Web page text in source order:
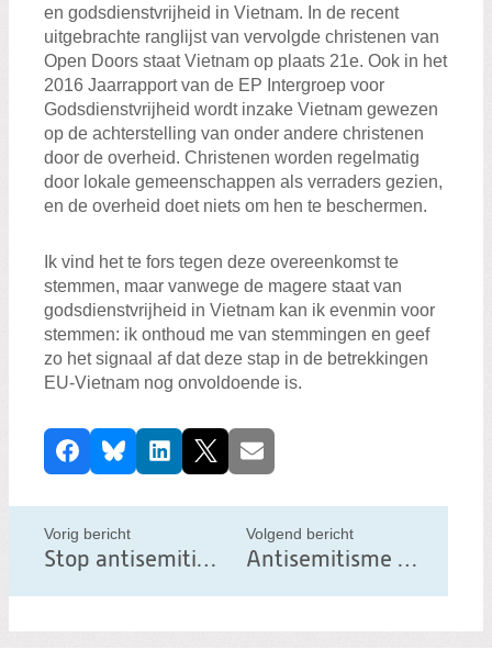
en godsdienstvrijheid in Vietnam. In de recent
uitgebrachte ranglijst van vervolgde christenen van
Open Doors staat Vietnam op plaats 21e. Ook in het
2016 Jaarrapport van de EP Intergroep voor
Godsdienstvrijheid wordt inzake Vietnam gewezen
op de achterstelling van onder andere christenen
door de overheid. Christenen worden regelmatig
door lokale gemeenschappen als verraders gezien,
en de overheid doet niets om hen te beschermen.
Ik vind het te fors tegen deze overeenkomst te
stemmen, maar vanwege de magere staat van
godsdienstvrijheid in Vietnam kan ik evenmin voor
stemmen: ik onthoud me van stemmingen en geef
zo het signaal af dat deze stap in de betrekkingen
EU-Vietnam nog onvoldoende is.
D
e
e
l
d
b
FacebookBlueskyLinkedIn
X E-mail
Vorig bericht
Stop antisemitisme in Europa
Volgend bericht
Antisemitisme bij carnaval te Aalst moet stoppen!